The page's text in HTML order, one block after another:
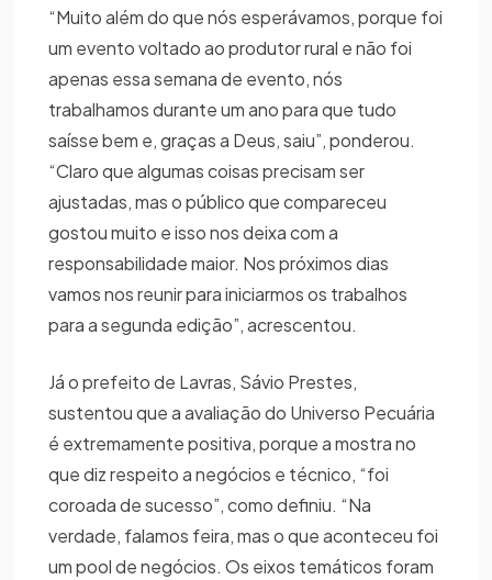
“Muito além do que nós esperávamos, porque foi
um evento voltado ao produtor rural e não foi
apenas essa semana de evento, nós
trabalhamos durante um ano para que tudo
saísse bem e, graças a Deus, saiu”, ponderou.
“Claro que algumas coisas precisam ser
ajustadas, mas o público que compareceu
gostou muito e isso nos deixa com a
responsabilidade maior. Nos próximos dias
vamos nos reunir para iniciarmos os trabalhos
para a segunda edição”, acrescentou.
Já o prefeito de Lavras, Sávio Prestes,
sustentou que a avaliação do Universo Pecuária
é extremamente positiva, porque a mostra no
que diz respeito a negócios e técnico, “foi
coroada de sucesso”, como definiu. “Na
verdade, falamos feira, mas o que aconteceu foi
um pool de negócios. Os eixos temáticos foram